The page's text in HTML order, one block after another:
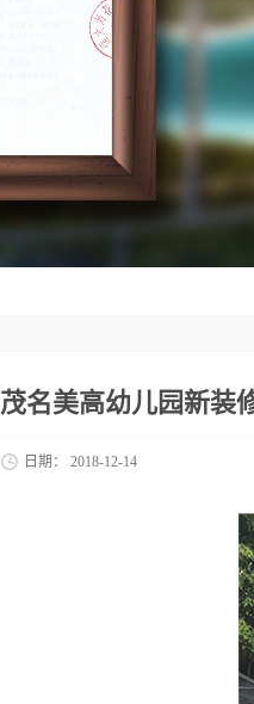
茂名美高幼儿园新装
日期： 2018-12-14